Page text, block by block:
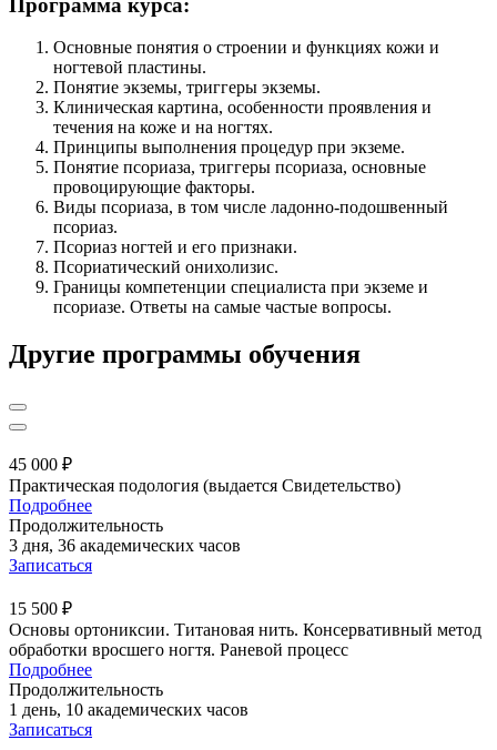
Основные понятия о строении и функциях кожи и
ногтевой пластины.
Понятие экземы, триггеры экземы.
Клиническая картина, особенности проявления и
течения на коже и на ногтях.
Принципы выполнения процедур при экземе.
Понятие псориаза, триггеры псориаза, основные
провоцирующие факторы.
Виды псориаза, в том числе ладонно-подошвенный
псориаз.
Псориаз ногтей и его признаки.
Псориатический онихолизис.
Границы компетенции специалиста при экземе и
псориазе. Ответы на самые частые вопросы.
Другие программы обучения
45 000 ₽
Практическая подология (выдается Свидетельство)
Подробнее
Продолжительность
3 дня, 36 академических часов
Записаться
15 500 ₽
Основы ортониксии. Титановая нить. Консервативный метод
обработки вросшего ногтя. Раневой процесс
Подробнее
Продолжительность
1 день, 10 академических часов
Записаться